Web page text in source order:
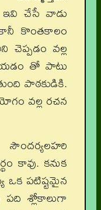
ఇవి చేసే వాడు
కానీ కొంతకాలం
చెప్పడం వల్ల
తో పాటు
పాఠకుడికి.
వల్ల రచన
కావు. కనుక
పటిష్టమైన
పది శ్లోకాలుగా